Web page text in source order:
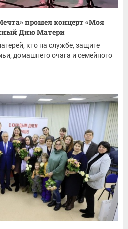
прошел концерт «Моя
Дню Матери
кто на службе, защите
домашнего очага и семейного